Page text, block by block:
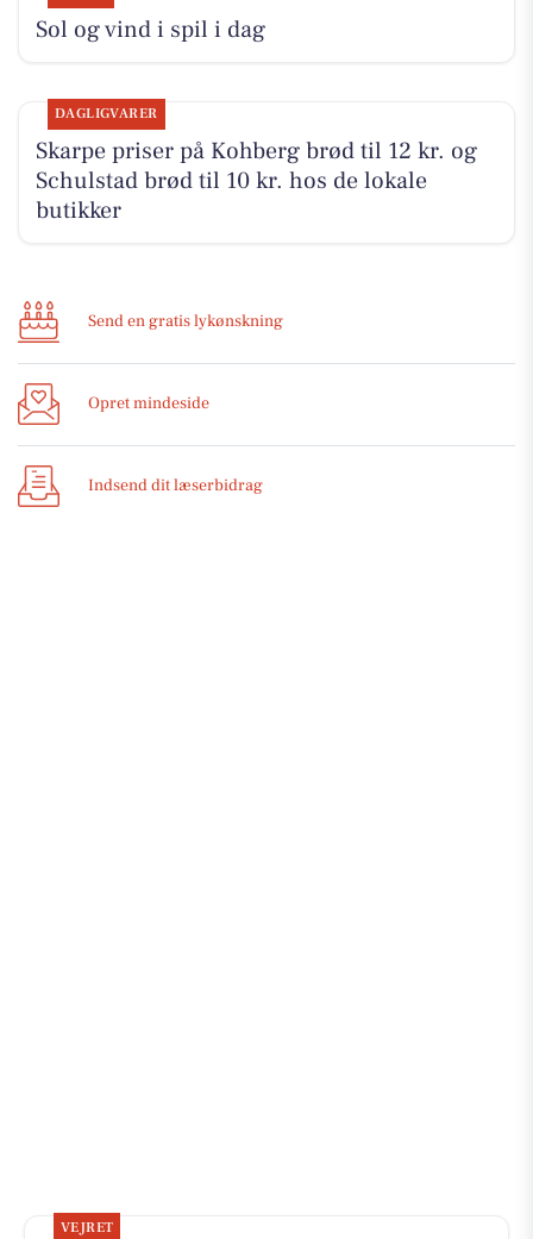
Sol og vind i spil i dag
DAGLIGVARER
Skarpe priser på Kohberg brød til 12 kr. og
Schulstad brød til 10 kr. hos de lokale
butikker
Send en gratis lykønskning
Opret mindeside
Indsend dit læserbidrag
VEJRET